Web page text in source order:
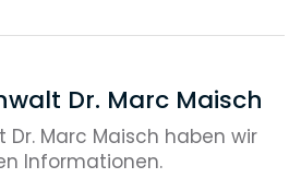
Dr. Marc Maisch
Dr. Marc Maisch haben wir
Informationen.